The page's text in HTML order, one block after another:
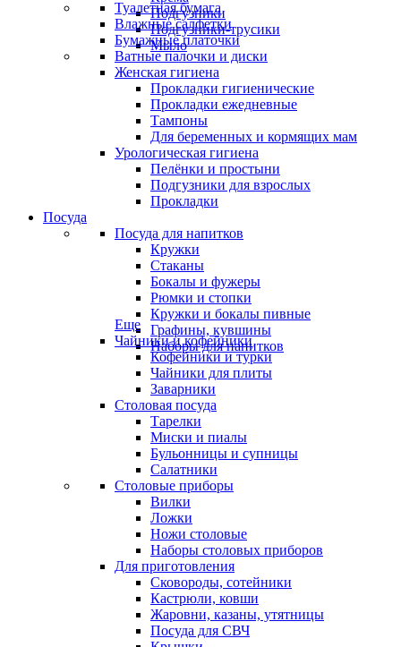
Подгузники
Подгузники-трусики
Мыло
Туалетная бумага
Влажные салфетки
Бумажные платочки
Ватные палочки и диски
Женская гигиена
Прокладки гигиенические
Прокладки ежедневные
Тампоны
Для беременных и кормящих мам
Урологическая гигиена
Пелёнки и простыни
Подгузники для взрослых
Прокладки
Посуда
Посуда для напитков
Кружки
Стаканы
Бокалы и фужеры
Рюмки и стопки
Кружки и бокалы пивные
Графины, кувшины
Наборы для напитков
Еще
Чайники и кофейники
Кофейники и турки
Чайники для плиты
Заварники
Столовая посуда
Тарелки
Миски и пиалы
Бульонницы и супницы
Салатники
Столовые приборы
Вилки
Ложки
Ножи столовые
Наборы столовых приборов
Для приготовления
Сковороды, сотейники
Кастрюли, ковши
Жаровни, казаны, утятницы
Посуда для СВЧ